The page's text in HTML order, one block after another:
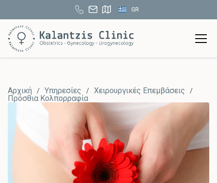
GR
Αρχική / Υπηρεσίες / Χειρουργικές Επεμβάσεις /
Πρόσθια Κολπορραφία